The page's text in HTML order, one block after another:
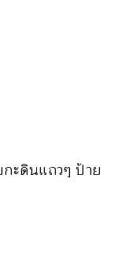
ะดินแถวๆ ป้าย